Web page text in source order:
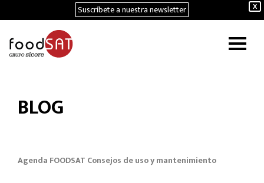
X
Suscríbete a nuestra newsletter
BLOG
Agenda FOODSAT Consejos de uso y mantenimiento